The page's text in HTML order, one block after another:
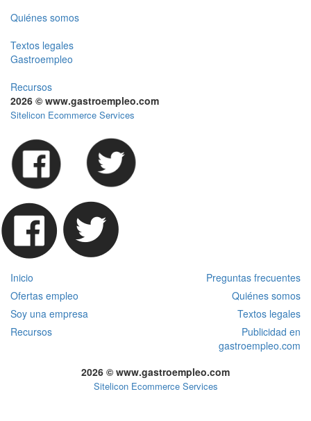
Quiénes somos
Textos legales
Gastroempleo
Recursos
2026 © www.gastroempleo.com
Sitelicon Ecommerce Services
Inicio
Preguntas frecuentes
Ofertas empleo
Quiénes somos
Soy una empresa
Textos legales
Recursos
Publicidad en
gastroempleo.com
2026 © www.gastroempleo.com
Sitelicon Ecommerce Services